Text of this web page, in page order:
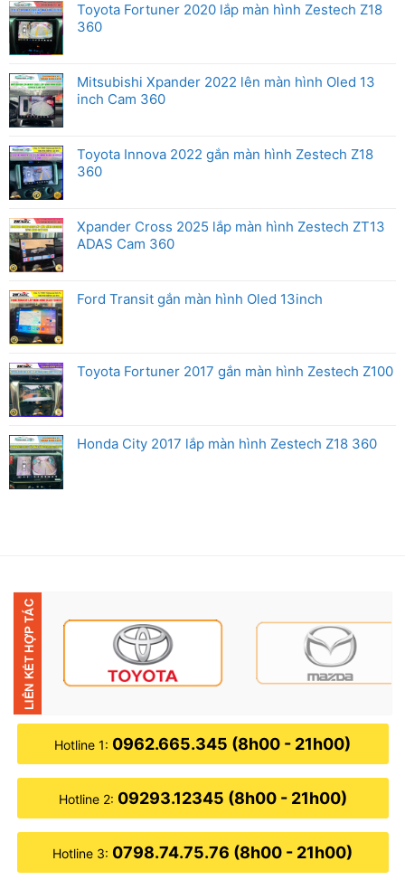
Toyota Fortuner 2020 lắp màn hình Zestech Z18
360
Mitsubishi Xpander 2022 lên màn hình Oled 13
inch Cam 360
Toyota Innova 2022 gắn màn hình Zestech Z18
360
Xpander Cross 2025 lắp màn hình Zestech ZT13
ADAS Cam 360
Ford Transit gắn màn hình Oled 13inch
Toyota Fortuner 2017 gắn màn hình Zestech Z100
Honda City 2017 lắp màn hình Zestech Z18 360
Hotline 1: 0962.665.345 (8h00 - 21h00)
Hotline 2: 09293.12345 (8h00 - 21h00)
Hotline 3: 0798.74.75.76 (8h00 - 21h00)